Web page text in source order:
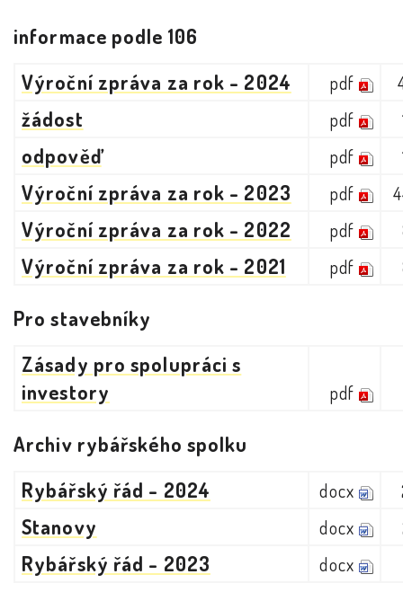
informace podle 106
Výroční zpráva za rok - 2024
pdf
žádost pdf
odpověď pdf
Výroční zpráva za rok - 2023 pdf
Výroční zpráva za rok - 2022 pdf
Výroční zpráva za rok - 2021 pdf
Pro stavebníky
Zásady pro spolupráci s
investory
pdf
Archiv rybářského spolku
Rybářský řád - 2024
docx
Stanovy docx
Rybářský řád - 2023 docx